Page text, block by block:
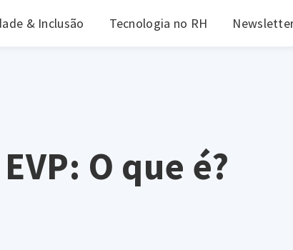
& Inclusão Tecnologia no RH
O que é?